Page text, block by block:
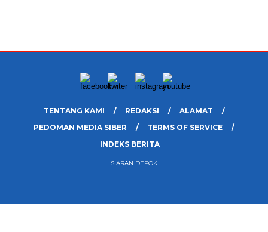
TENTANG KAMI REDAKSI
ALAMAT
PEDOMAN MEDIA SIBER
TERMS OF SERVICE
INDEKS BERITA
SIARAN DEPOK